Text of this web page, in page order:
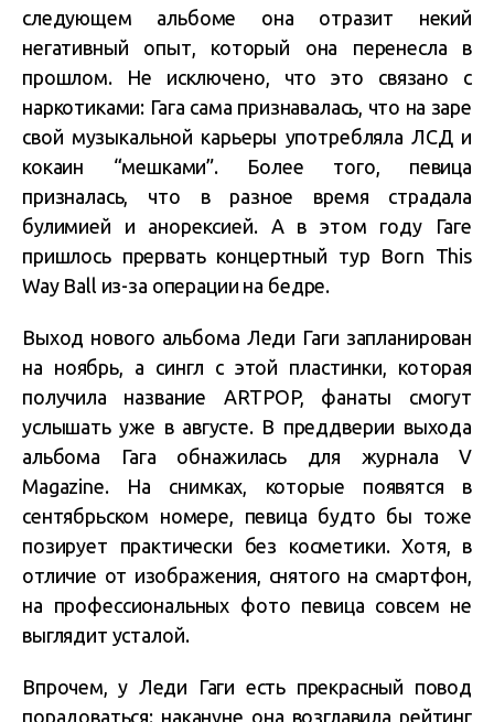
следующем альбоме она отразит некий
негативный опыт, который она перенесла в
прошлом. Не исключено, что это связано с
наркотиками: Гага сама признавалась, что на заре
свой музыкальной карьеры употребляла ЛСД и
кокаин “мешками”. Более того, певица
призналась, что в разное время страдала
булимией и анорексией. А в этом году Гаге
пришлось прервать концертный тур Born This
Way Ball из-за операции на бедре.
Выход нового альбома Леди Гаги запланирован
на ноябрь, а сингл с этой пластинки, которая
получила название ARTPOP, фанаты смогут
услышать уже в августе. В преддверии выхода
альбома Гага обнажилась для журнала V
Magazine. На снимках, которые появятся в
сентябрьском номере, певица будто бы тоже
позирует практически без косметики. Хотя, в
отличие от изображения, снятого на смартфон,
на профессиональных фото певица совсем не
выглядит усталой.
Впрочем, у Леди Гаги есть прекрасный повод
порадоваться: накануне она возглавила рейтинг